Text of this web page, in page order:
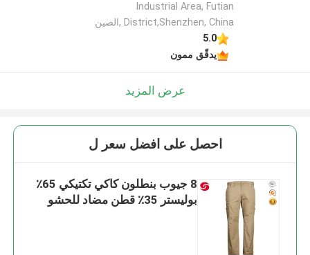
Industrial Area, Futian
District,Shenzhen, China ,الصين
5.0
يدقّق ممون
عرض المزيد
احصل على افضل سعر ل
8 جيوب بنطلون كاكي تكتيكي 65٪
بوليستر 35٪ قطن مضاد للحشو